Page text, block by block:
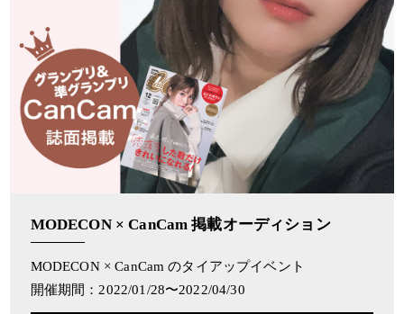
MODECON × CanCam 掲載オーディション
MODECON × CanCam のタイアップイベント
開催期間：2022/01/28〜2022/04/30